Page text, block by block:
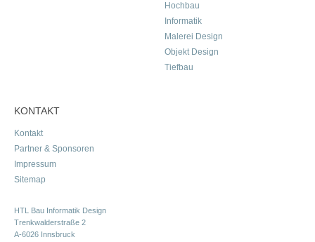
Hochbau
Informatik
Malerei Design
Objekt Design
Tiefbau
KONTAKT
Kontakt
Partner & Sponsoren
Impressum
Sitemap
HTL Bau Informatik Design
Trenkwalderstraße 2
A-6026 Innsbruck